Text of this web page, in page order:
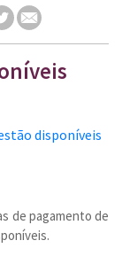
de pagamento de